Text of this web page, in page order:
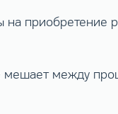
между